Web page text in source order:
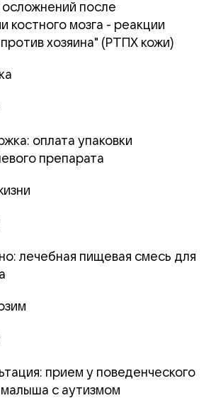
после
костного мозга - реакции
хозяина" (РТПХ кожи)
оплата упаковки
препарата
лечебная пищевая смесь для
прием у поведенческого
с аутизмом